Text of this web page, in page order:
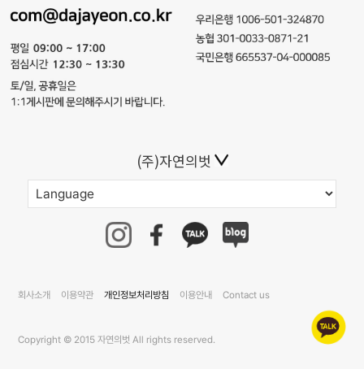
(주)자연의벗
회사소개 이용약관 개인정보처리방침 이용안내 Contact us
Copyright © 2015 자연의벗 All rights reserved.